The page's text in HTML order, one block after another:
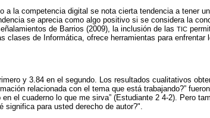
la competencia digital se nota cierta tendencia a tener
se aprecia como algo positivo si se considera la
de Barrios (2009), la inclusión de las TIC
de Informática, ofrece herramientas para
y 3.84 en el segundo. Los resultados cualitativos
relacionada con el tema que está trabajando?”
el cuaderno lo que me sirva” (Estudiante 2 4-2). Pero
significa para usted derecho de autor?".